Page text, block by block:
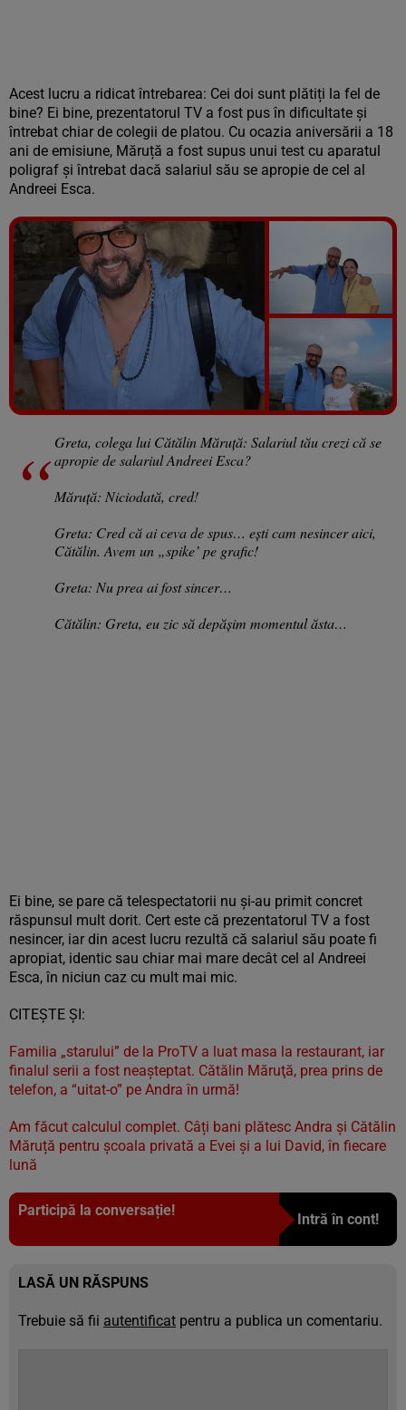
Acest lucru a ridicat întrebarea: Cei doi sunt plătiți la fel de
bine? Ei bine, prezentatorul TV a fost pus în dificultate și
întrebat chiar de colegii de platou. Cu ocazia aniversării a 18
ani de emisiune, Măruță a fost supus unui test cu aparatul
poligraf și întrebat dacă salariul său se apropie de cel al
Andreei Esca.
Vezi galeria foto
4 poze
Greta, colega lui Cătălin Măruță: Salariul tău crezi că se
apropie de salariul Andreei Esca?
Măruță: Niciodată, cred!
Greta: Cred că ai ceva de spus… ești cam nesincer aici,
Cătălin. Avem un „spike’ pe grafic!
Greta: Nu prea ai fost sincer…
Cătălin: Greta, eu zic să depășim momentul ăsta…
Ei bine, se pare că telespectatorii nu și-au primit concret
răspunsul mult dorit. Cert este că prezentatorul TV a fost
nesincer, iar din acest lucru rezultă că salariul său poate fi
apropiat, identic sau chiar mai mare decât cel al Andreei
Esca, în niciun caz cu mult mai mic.
CITEȘTE ȘI:
Familia „starului” de la ProTV a luat masa la restaurant, iar
finalul serii a fost neaşteptat. Cătălin Măruţă, prea prins de
telefon, a “uitat-o” pe Andra în urmă!
Am făcut calculul complet. Câți bani plătesc Andra și Cătălin
Măruță pentru școala privată a Evei și a lui David, în fiecare
lună
Participă la conversație!
Intră în cont!
LASĂ UN RĂSPUNS
Trebuie să fii autentificat pentru a publica un comentariu.